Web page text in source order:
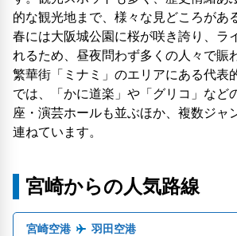
的な観光地まで、様々な見どころがあ
春には大阪城公園に桜が咲き誇り、ラ
れるため、昼夜問わず多くの人々で賑
繁華街「ミナミ」のエリアにある代表
では、「かに道楽」や「グリコ」など
座・演芸ホールも並ぶほか、複数ジャ
連ねています。
宮崎からの人気路線
宮崎空港 羽田空港